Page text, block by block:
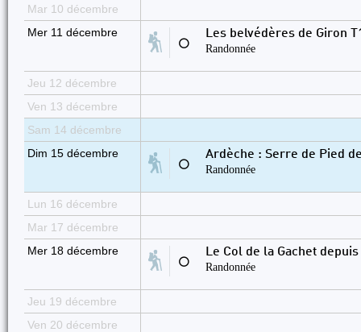
Mar 10 décembre
Mer 11 décembre
⚪
Les belvédères de Giron
Randonnée
Jeu 12 décembre
Ven 13 décembre
Sam 14 décembre
Dim 15 décembre
⚪
Ardèche : Serre de Pied
Randonnée
Lun 16 décembre
Mar 17 décembre
Mer 18 décembre
⚪
Le Col de la Gachet
Randonnée
Jeu 19 décembre
Ven 20 décembre